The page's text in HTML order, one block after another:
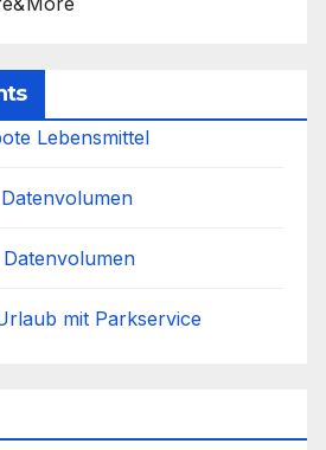
Lebensmittel
Datenvolumen
mit Parkservice